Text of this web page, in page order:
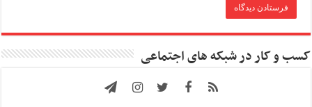
کسب و کار در شبکه های اجتماعی